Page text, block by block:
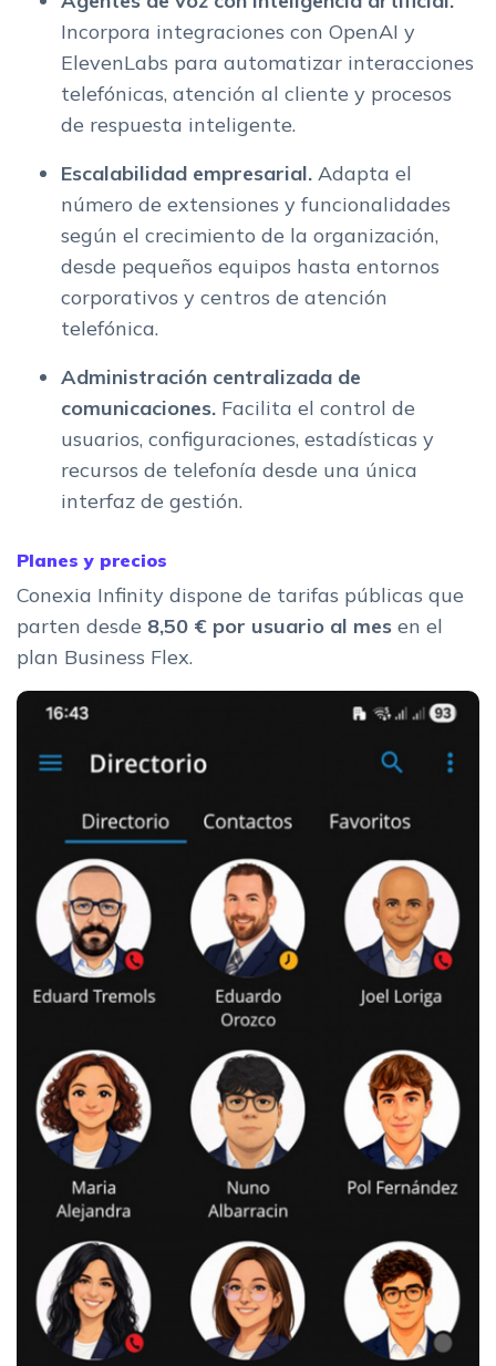
Incorpora integraciones con OpenAI y
ElevenLabs para automatizar interacciones
telefónicas, atención al cliente y procesos
de respuesta inteligente.
Escalabilidad empresarial. Adapta el
número de extensiones y funcionalidades
según el crecimiento de la organización,
desde pequeños equipos hasta entornos
corporativos y centros de atención
telefónica.
Administración centralizada de
comunicaciones. Facilita el control de
usuarios, configuraciones, estadísticas y
recursos de telefonía desde una única
interfaz de gestión.
Planes y precios
Conexia Infinity dispone de tarifas públicas que
parten desde 8,50 € por usuario al mes en el
plan Business Flex.